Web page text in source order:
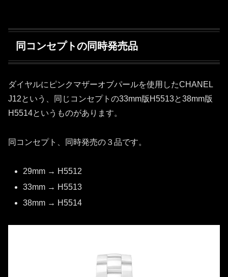
同コンセプトの同時発売品
ダイヤルにピンクマザーオブパールを使用したCHANEL
J12という、同じコンセプトの33mm版H5513と38mm版
H5514というものがあります。
同コンセプト、同時発売の３品です。
29mm → H5512
33mm → H5513
38mm → H5514